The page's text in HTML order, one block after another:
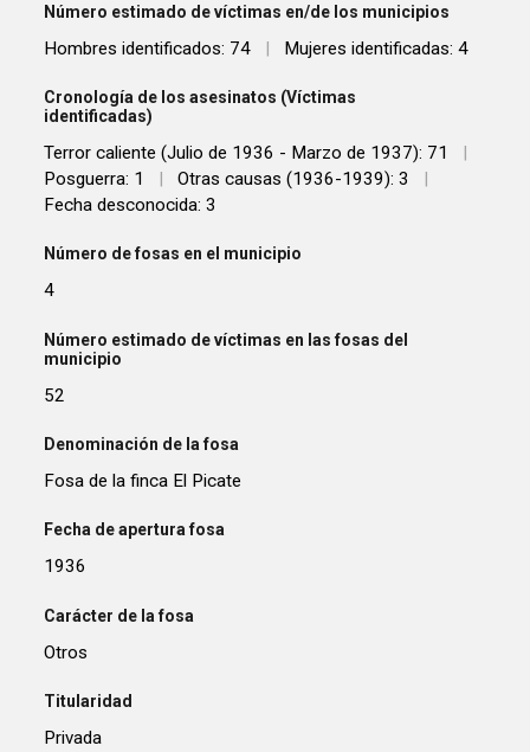
Número estimado de víctimas en/de los municipios
Hombres identificados: 74 | Mujeres identificadas: 4
Cronología de los asesinatos (Víctimas
identificadas)
Terror caliente (Julio de 1936 - Marzo de 1937): 71
|
Posguerra: 1
| Otras causas (1936-1939): 3
|
Fecha desconocida: 3
Número de fosas en el municipio
4
Número estimado de víctimas en las fosas del
municipio
52
Denominación de la fosa
Fosa de la finca El Picate
Fecha de apertura fosa
1936
Carácter de la fosa
Otros
Titularidad
Privada